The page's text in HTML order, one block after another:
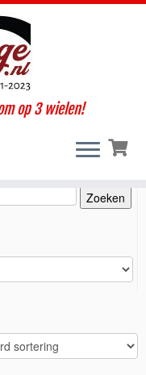
op 3 wielen!
» TM benzine (2008-
Zoeken